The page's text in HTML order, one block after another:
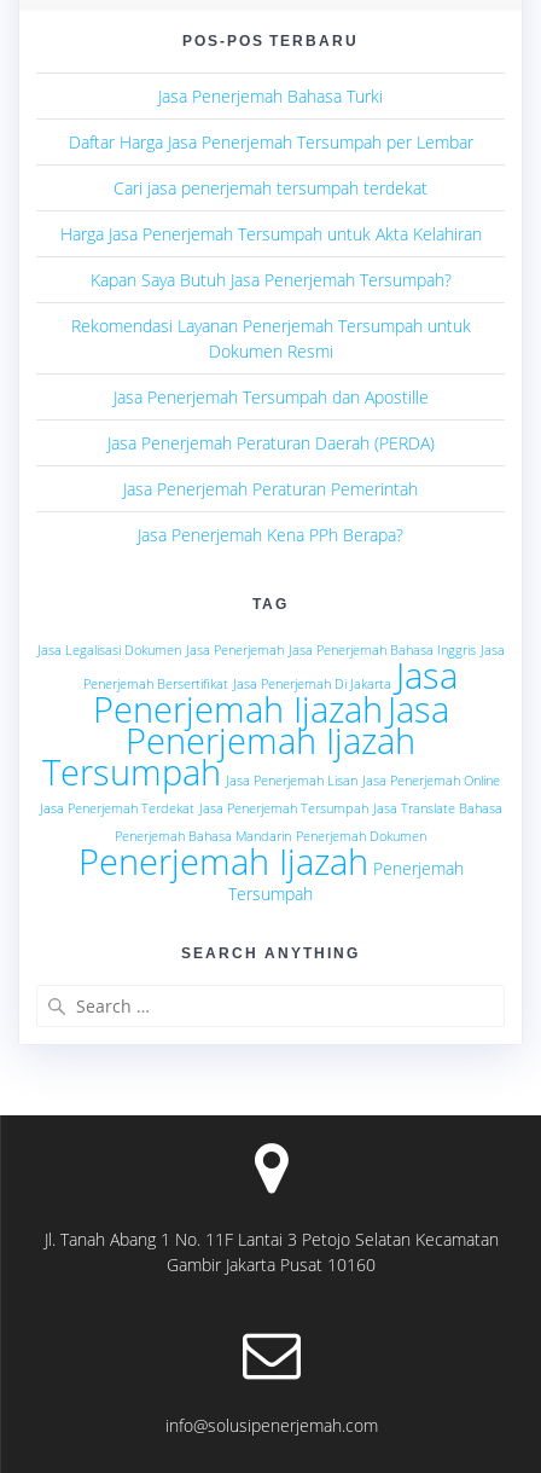
POS-POS TERBARU
Jasa Penerjemah Bahasa Turki
Daftar Harga Jasa Penerjemah Tersumpah per Lembar
Cari jasa penerjemah tersumpah terdekat
Harga Jasa Penerjemah Tersumpah untuk Akta Kelahiran
Kapan Saya Butuh Jasa Penerjemah Tersumpah?
Rekomendasi Layanan Penerjemah Tersumpah untuk
Dokumen Resmi
Jasa Penerjemah Tersumpah dan Apostille
Jasa Penerjemah Peraturan Daerah (PERDA)
Jasa Penerjemah Peraturan Pemerintah
Jasa Penerjemah Kena PPh Berapa?
TAG
Jasa Legalisasi Dokumen Jasa Penerjemah Jasa Penerjemah Bahasa Inggris Jasa
Penerjemah Bersertifikat Jasa Penerjemah Di Jakarta Jasa
Penerjemah Ijazah Jasa
Penerjemah Ijazah
Tersumpah Jasa Penerjemah Lisan Jasa Penerjemah Online
Jasa Penerjemah Terdekat Jasa Penerjemah Tersumpah Jasa Translate Bahasa
Penerjemah Bahasa Mandarin Penerjemah Dokumen
Penerjemah Ijazah Penerjemah
Tersumpah
SEARCH ANYTHING
Jl. Tanah Abang 1 No. 11F Lantai 3 Petojo Selatan Kecamatan
Gambir Jakarta Pusat 10160
info@solusipenerjemah.com